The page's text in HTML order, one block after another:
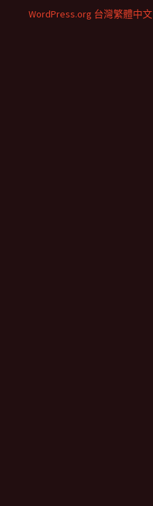
WordPress.org 台灣繁體中文